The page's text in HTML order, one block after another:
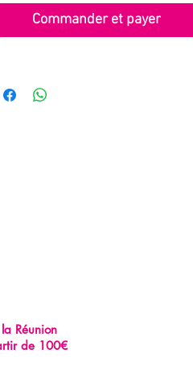
Commander et payer
Réunion
de 100€